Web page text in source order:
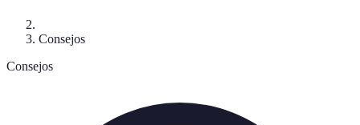
Consejos
Consejos